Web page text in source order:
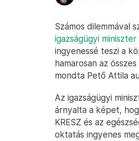
Számos dilemmával
igazságügyi
ingyenessé teszi a
hamarosan az
mondta Pető Attila
Az igazságügyi
árnyalta a képet,
KRESZ és az
oktatás ingyenes